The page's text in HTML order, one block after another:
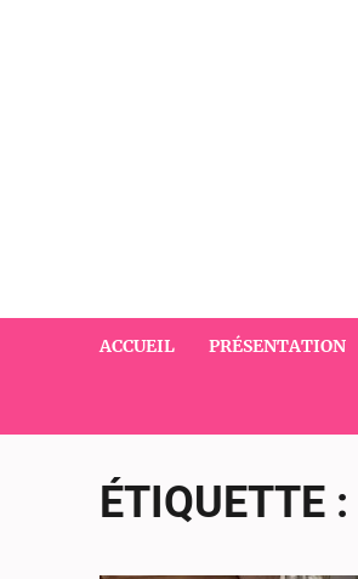
ACCUEIL PRÉSENTATION
ÉTIQUETTE :